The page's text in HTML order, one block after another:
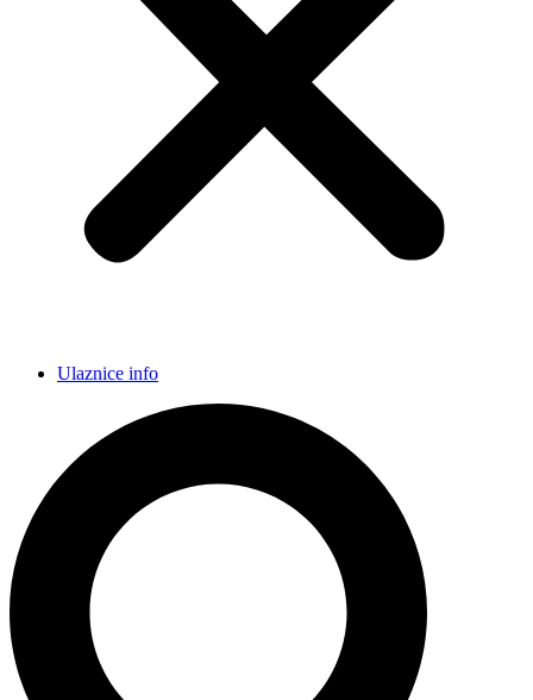
Ulaznice info